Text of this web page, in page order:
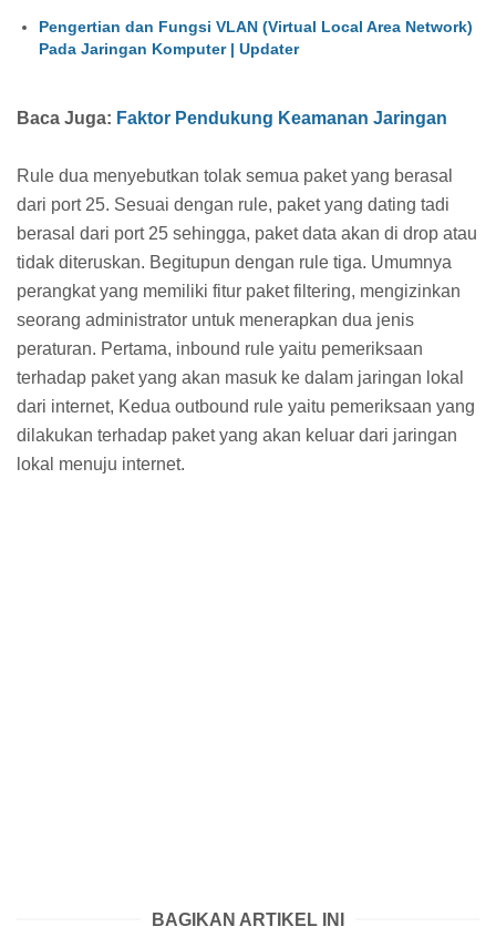
Pengertian dan Fungsi VLAN (Virtual Local Area Network)
Pada Jaringan Komputer | Updater
Baca Juga: Faktor Pendukung Keamanan Jaringan
Rule dua menyebutkan tolak semua paket yang berasal
dari port 25. Sesuai dengan rule, paket yang dating tadi
berasal dari port 25 sehingga, paket data akan di drop atau
tidak diteruskan. Begitupun dengan rule tiga. Umumnya
perangkat yang memiliki fitur paket filtering, mengizinkan
seorang administrator untuk menerapkan dua jenis
peraturan. Pertama, inbound rule yaitu pemeriksaan
terhadap paket yang akan masuk ke dalam jaringan lokal
dari internet, Kedua outbound rule yaitu pemeriksaan yang
dilakukan terhadap paket yang akan keluar dari jaringan
lokal menuju internet.
BAGIKAN ARTIKEL INI